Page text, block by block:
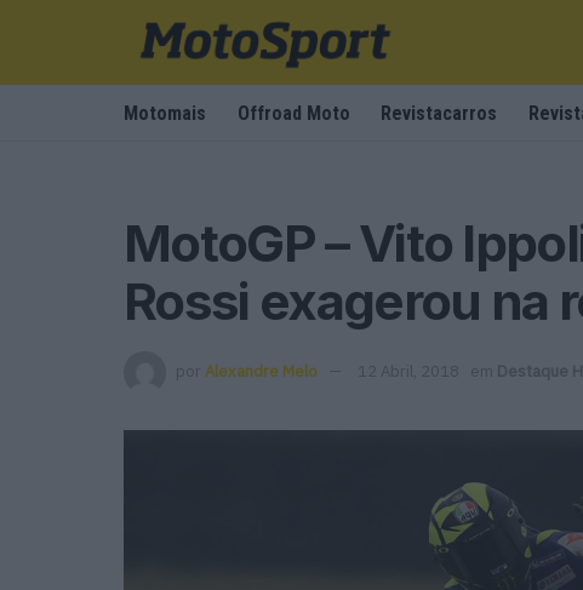
Motomais Offroad Moto Revistacarros
MotoGP – Vito
Rossi exagerou na
por Alexandre Melo 12 Abril, 2018 em Destaque